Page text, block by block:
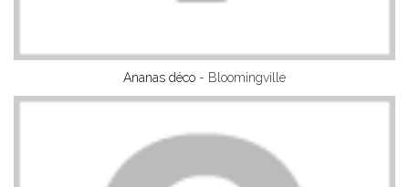
Ananas déco - Bloomingville